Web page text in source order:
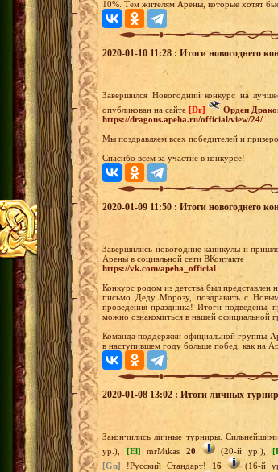
10%. Тем жителям Арены, которые хотят
2020-01-10 11:28 : Итоги новогоднего
Завершился Новогодний конкурс на
опубликован на сайте [Dr]
Орден
https://dragons.apeha.ru/official/view/24/
Мы поздравляем всех победителей и
Спасибо всем за участие в конкурсе!
2020-01-09 11:50 : Итоги новогоднего
Завершились новогодние каникулы и
Арены в социальной сети ВКонтакте
https://vk.com/apeha_official
Конкурс родом из детства был представлен
письмо Деду Морозу, поздравить с
проведения праздника! Итоги подведены,
можно ознакомиться в нашей официальной
Команда поддержки официальной группы
в наступившем году больше побед, как на
2020-01-08 13:02 : Итоги личных
Закончились личные турниры.
ур.),
[El] mrMikas 20 (20-й ур.),
[Gn]
!Русский Стандарт! 16 (16-й